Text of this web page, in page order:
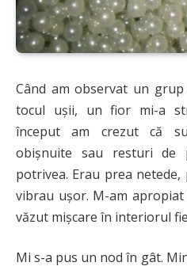
Când am observat un
tocul ușii, un fior mi-a
început am crezut că
obișnuite sau resturi de
potrivea. Erau prea
vibrau ușor. M-am
văzut mișcare în interiorul
Mi s-a pus un nod în gât.